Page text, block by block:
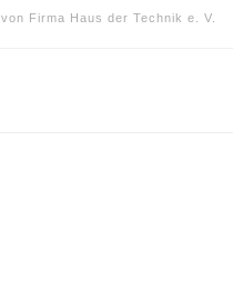
von Firma Haus der Technik e. V.